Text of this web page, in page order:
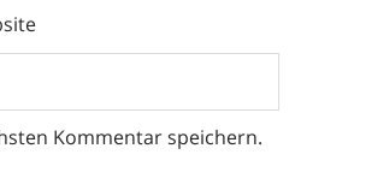
Kommentar speichern.